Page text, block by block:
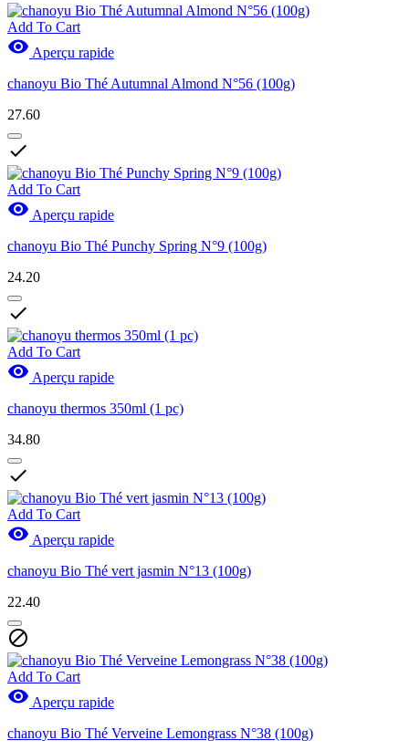
Add To Cart
 Aperçu rapide
chanoyu Bio Thé Autumnal Almond N°56 (100g)
27.60

Add To Cart
 Aperçu rapide
chanoyu Bio Thé Punchy Spring N°9 (100g)
24.20

Add To Cart
 Aperçu rapide
chanoyu thermos 350ml (1 pc)
34.80

Add To Cart
 Aperçu rapide
chanoyu Bio Thé vert jasmin N°13 (100g)
22.40

Add To Cart
 Aperçu rapide
chanoyu Bio Thé Verveine Lemongrass N°38 (100g)